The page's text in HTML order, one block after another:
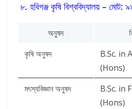
৮. হবিগঞ্জ কৃষি বিশ্ববিদ্যালয় – মোট:
অনুষদ
কৃষি অনুষদ
B.Sc. in
(Hons)
মৎস্যবিজ্ঞান অনুষদ
B.Sc. in
(Hons)